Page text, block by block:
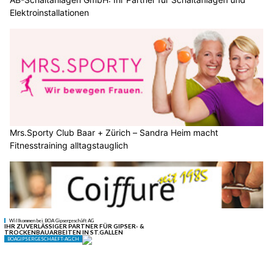
Elektroinstallationen
Mrs.Sporty Club Baar + Zürich – Sandra Heim macht
Fitnesstraining alltagstauglich